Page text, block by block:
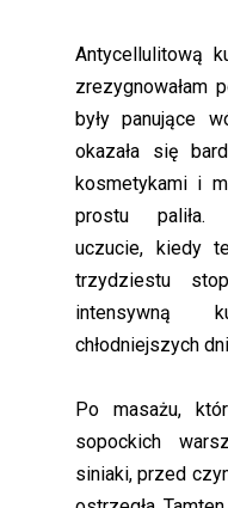
Antycellulitową
zrezygnowałam
były panujące
okazała się
kosmetykami i
prostu paliła.
uczucie, kiedy
trzydziestu
intensywną
chłodniejszych
Po masażu,
sopockich
siniaki, przed